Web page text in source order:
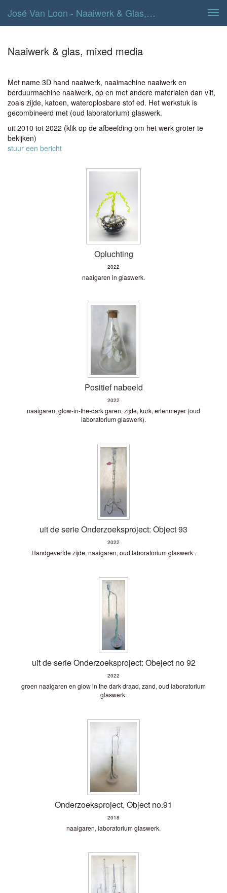
José Van Loon - Naaiwerk & Glas, Mixed Media
Naaiwerk & glas, mixed media
Met name 3D hand naaiwerk, naaimachine naaiwerk en
borduurmachine naaiwerk, op en met andere materialen dan vilt,
zoals zijde, katoen, wateroplosbare stof ed. Het werkstuk is
gecombineerd met (oud laboratorium) glaswerk.
uit 2010 tot 2022 (klik op de afbeelding om het werk groter te
bekijken)
stuur een bericht
Opluchting
2022
naaigaren in glaswerk.
Positief nabeeld
2022
naaigaren, glow-in-the-dark garen, zijde, kurk, erlenmeyer (oud
laboratorium glaswerk).
uit de serie Onderzoeksproject: Object 93
2022
Handgeverfde zijde, naaigaren, oud laboratorium glaswerk .
uit de serie Onderzoeksproject: Obeject no 92
2022
groen naaigaren en glow in the dark draad, zand, oud laboratorium
glaswerk.
Onderzoeksproject, Object no.91
2018
naaigaren, laboratorium glaswerk.